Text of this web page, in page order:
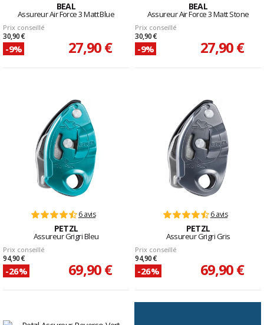
BEAL
Assureur Air Force 3 Matt Blue
Prix conseillé
30,90 €
-9% 27,90 €
BEAL
Assureur Air Force 3 Matt Stone
Prix conseillé
30,90 €
-9% 27,90 €
6 avis
PETZL
Assureur Grigri Bleu
Prix conseillé
94,90 €
-26% 69,90 €
6 avis
PETZL
Assureur Grigri Gris
Prix conseillé
94,90 €
-26% 69,90 €